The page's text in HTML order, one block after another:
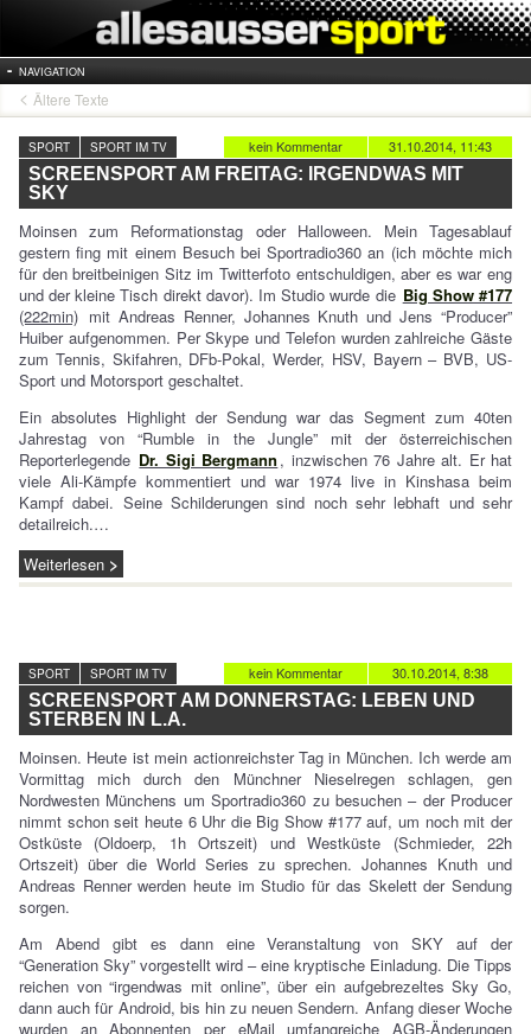
NAVIGATION
Ältere Texte
31.10.2014, 11:43
kein Kommentar
SPORT SPORT IM TV
SCREENSPORT AM FREITAG: IRGENDWAS MIT
SKY
Moinsen zum Reformationstag oder Halloween. Mein Tagesablauf
gestern fing mit einem Besuch bei Sportradio360 an (ich möchte mich
für den breitbeinigen Sitz im Twitterfoto entschuldigen, aber es war eng
und der kleine Tisch direkt davor). Im Studio wurde die Big Show #177
(222min) mit Andreas Renner, Johannes Knuth und Jens “Producer”
Huiber aufgenommen. Per Skype und Telefon wurden zahlreiche Gäste
zum Tennis, Skifahren, DFb-Pokal, Werder, HSV, Bayern – BVB, US-
Sport und Motorsport geschaltet.
Ein absolutes Highlight der Sendung war das Segment zum 40ten
Jahrestag von “Rumble in the Jungle” mit der österreichischen
Reporterlegende Dr. Sigi Bergmann , inzwischen 76 Jahre alt. Er hat
viele Ali-Kämpfe kommentiert und war 1974 live in Kinshasa beim
Kampf dabei. Seine Schilderungen sind noch sehr lebhaft und sehr
detailreich.…
Weiterlesen
30.10.2014, 8:38
kein Kommentar
SPORT SPORT IM TV
SCREENSPORT AM DONNERSTAG: LEBEN UND
STERBEN IN L.A.
Moinsen. Heute ist mein actionreichster Tag in München. Ich werde am
Vormittag mich durch den Münchner Nieselregen schlagen, gen
Nordwesten Münchens um Sportradio360 zu besuchen – der Producer
nimmt schon seit heute 6 Uhr die Big Show #177 auf, um noch mit der
Ostküste (Oldoerp, 1h Ortszeit) und Westküste (Schmieder, 22h
Ortszeit) über die World Series zu sprechen. Johannes Knuth und
Andreas Renner werden heute im Studio für das Skelett der Sendung
sorgen.
Am Abend gibt es dann eine Veranstaltung von SKY auf der
“Generation Sky” vorgestellt wird – eine kryptische Einladung. Die Tipps
reichen von “irgendwas mit online”, über ein aufgebrezeltes Sky Go,
dann auch für Android, bis hin zu neuen Sendern. Anfang dieser Woche
wurden an Abonnenten per eMail umfangreiche AGB-Änderungen